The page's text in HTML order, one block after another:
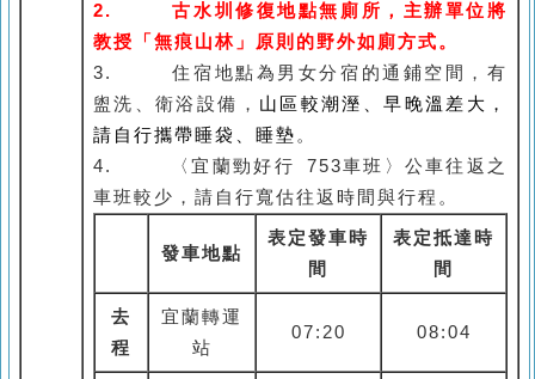
2.古水圳修復地點無廁所，主辦單位將
教授「無痕山林」原則的野外如廁方式。
3.住宿地點為男女分宿的通鋪空間，有
盥洗、衛浴設備， 山區較潮溼、早晚溫差大，
請自行攜帶睡袋、睡墊 。
4.
〈宜蘭勁好行 753車班〉公車往返之
車班較少，請自行寬估往返時間與行程。
發車地點
表定發車時
間
表定抵達時
間
去
程
宜蘭轉運
站
07:20 08:04